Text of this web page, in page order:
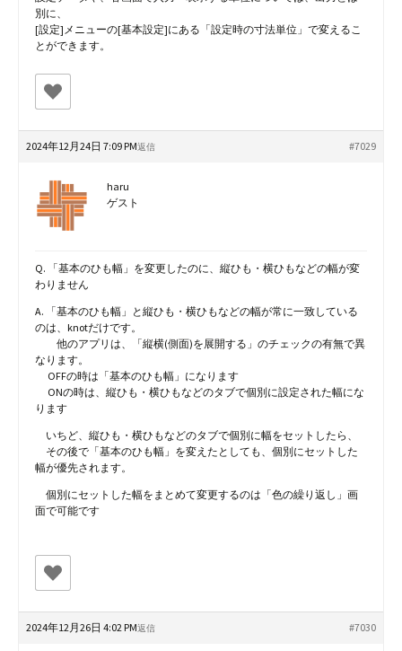
別に、
[設定]メニューの[基本設定]にある「設定時の寸法単位」で変えるこ
とができます。
2024年12月24日 7:09 PM #7029
返信
haru
ゲスト
Q. 「基本のひも幅」を変更したのに、縦ひも・横ひもなどの幅が変
わりません
A. 「基本のひも幅」と縦ひも・横ひもなどの幅が常に一致している
のは、knotだけです。
他のアプリは、「縦横(側面)を展開する」のチェックの有無で異
なります。
OFFの時は「基本のひも幅」になります
ONの時は、縦ひも・横ひもなどのタブで個別に設定された幅にな
ります
いちど、縦ひも・横ひもなどのタブで個別に幅をセットしたら、
その後で「基本のひも幅」を変えたとしても、個別にセットした
幅が優先されます。
個別にセットした幅をまとめて変更するのは「色の繰り返し」画
面で可能です
2024年12月26日 4:02 PM #7030
返信